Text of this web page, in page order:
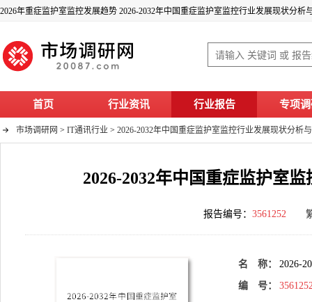
2026年重症监护室监控发展趋势 2026-2032年中国重症监护室监控行业发展现状分析
首页 行业资讯 行业报告 专项
市场调研网 > IT通讯行业 > 2026-2032年中国重症监护室监控行业发展现状分析
2026-2032年中国重症监护室
报告编号： 3561252
名 称： 2026-
编 号：